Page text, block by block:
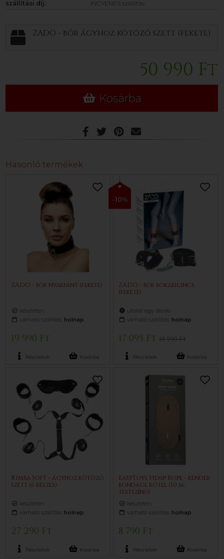
szállítási díj: INGYENES szállítás
ZADO - bőr ágyhoz kötöző szett (fekete)
50 990 Ft
Kosárba
Hasonló termékek
ZADO - bőr nyakpánt (fekete)
készleten
várható szállítás: holnap
19 990 Ft
Részletek Kosárba
-10%
ZADO - bőr bokabilincs
(fekete)
utolsó egy darab
várható szállítás: holnap
17 095 Ft18 990 Ft
Részletek Kosárba
Rimba Soft - ágyhoz kötöző
szett (6 részes)
készleten
várható szállítás: holnap
27 290 Ft
Részletek Kosárba
EasyToys Hemp Rope - kender
bondage kötél (10 m,
testszínű)
készleten
várható szállítás: holnap
8 790 Ft
Részletek Kosárba